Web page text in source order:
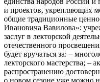
и проектов, укрепляющих
общие традиционные
Ивановича Вавилова»:
заслуг в лекторской
отечественного
будет вручаться за: –
лекторского мастерства; –
распространению